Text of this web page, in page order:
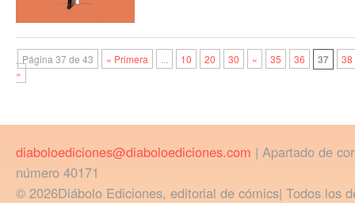
Página 37 de 43 « Primera 10 20 30 « 35 36 37
38
»
diaboloediciones@diaboloediciones.com | Apartado de
número 40171
© 2026Diábolo Ediciones, editorial de cómics| Todos los